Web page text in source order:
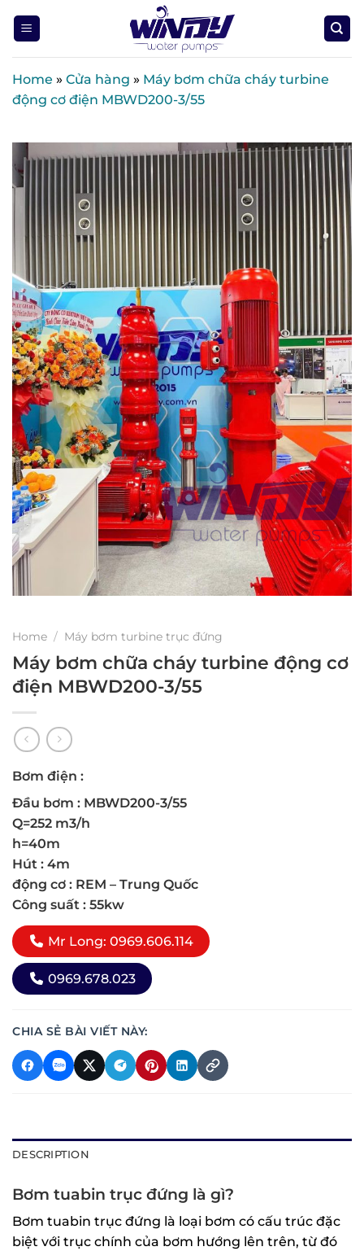
Home » Cửa hàng » Máy bơm chữa cháy turbine
động cơ điện MBWD200-3/55
Home / Máy bơm turbine trục đứng
Máy bơm chữa cháy turbine động cơ
điện MBWD200-3/55
Bơm điện :
Đầu bơm : MBWD200-3/55
Q=252 m3/h
h=40m
Hút : 4m
động cơ : REM – Trung Quốc
Công suất : 55kw
Mr Long: 0969.606.114
0969.678.023
CHIA SẺ BÀI VIẾT NÀY:
DESCRIPTION
Bơm tuabin trục đứng là gì?
Bơm tuabin trục đứng là loại bơm có cấu trúc đặc
biệt với trục chính của bơm hướng lên trên, từ đó